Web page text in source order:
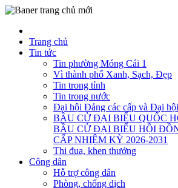
Trang chủ
Tin tức
Tin phường Móng Cái 1
Vì thành phố Xanh, Sạch, Đẹp
Tin trong tỉnh
Tin trong nước
Đại hội Đảng các cấp và Đại
BẦU CỬ ĐẠI BIỂU QUỐC
BẦU CỬ ĐẠI BIỂU HỘI
CẤP NHIỆM KỲ 2026-2031
Thi đua, khen thưởng
Công dân
Hỗ trợ công dân
Phòng, chống dịch